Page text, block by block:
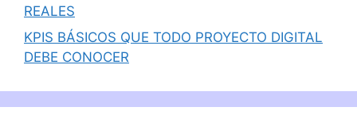
REALES
KPIS BÁSICOS QUE TODO PROYECTO DIGITAL
DEBE CONOCER